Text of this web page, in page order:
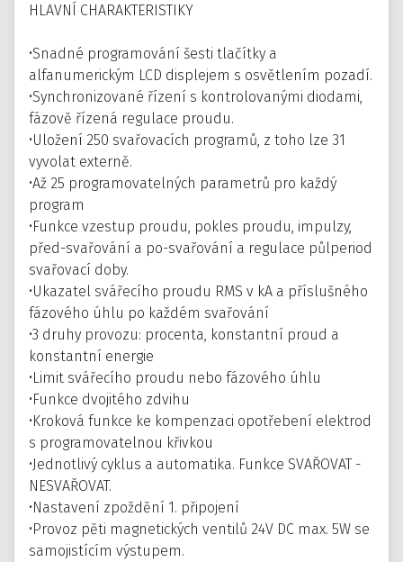
HLAVNÍ CHARAKTERISTIKY
•Snadné programování šesti tlačítky a
alfanumerickým LCD displejem s osvětlením pozadí.
•Synchronizované řízení s kontrolovanými diodami,
fázově řízená regulace proudu.
•Uložení 250 svařovacích programů, z toho lze 31
vyvolat externě.
•Až 25 programovatelných parametrů pro každý
program
•Funkce vzestup proudu, pokles proudu, impulzy,
před-svařování a po-svařování a regulace půlperiod
svařovací doby.
•Ukazatel svářecího proudu RMS v kA a příslušného
fázového úhlu po každém svařování
•3 druhy provozu: procenta, konstantní proud a
konstantní energie
•Limit svářecího proudu nebo fázového úhlu
•Funkce dvojitého zdvihu
•Kroková funkce ke kompenzaci opotřebení elektrod
s programovatelnou křivkou
•Jednotlivý cyklus a automatika. Funkce SVAŘOVAT -
NESVAŘOVAT.
•Nastavení zpoždění 1. připojení
•Provoz pěti magnetických ventilů 24V DC max. 5W se
samojistícím výstupem.